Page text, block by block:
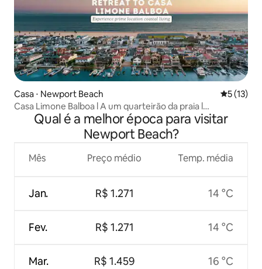
Casa ⋅ Newport Beach 5 de uma
5 (13)
Casa Limone Balboa l A um quarteirão da praia l
Estacionamento
Qual é a melhor época para visitar
Newport Beach?
Mês
Jan.
Fev.
Mar.
Preço médio
R$ 1.271
R$ 1.271
R$ 1.459
Temp. média
14 °C
14 °C
16 °C